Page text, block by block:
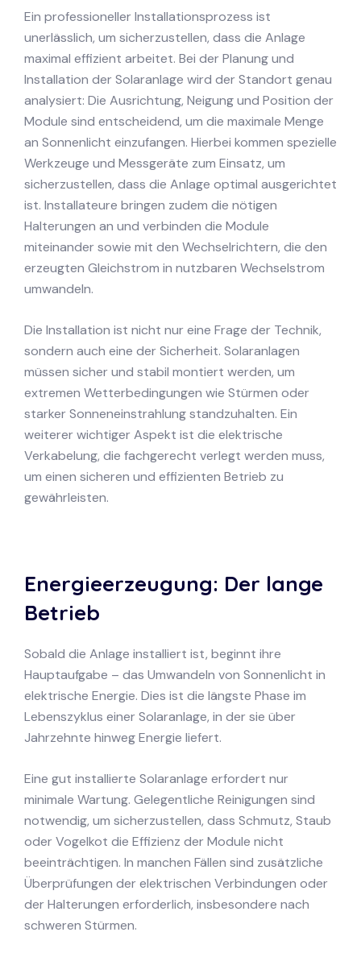
Ein professioneller Installationsprozess ist
unerlässlich, um sicherzustellen, dass die Anlage
maximal effizient arbeitet. Bei der Planung und
Installation der Solaranlage wird der Standort genau
analysiert: Die Ausrichtung, Neigung und Position der
Module sind entscheidend, um die maximale Menge
an Sonnenlicht einzufangen. Hierbei kommen spezielle
Werkzeuge und Messgeräte zum Einsatz, um
sicherzustellen, dass die Anlage optimal ausgerichtet
ist. Installateure bringen zudem die nötigen
Halterungen an und verbinden die Module
miteinander sowie mit den Wechselrichtern, die den
erzeugten Gleichstrom in nutzbaren Wechselstrom
umwandeln.
Die Installation ist nicht nur eine Frage der Technik,
sondern auch eine der Sicherheit. Solaranlagen
müssen sicher und stabil montiert werden, um
extremen Wetterbedingungen wie Stürmen oder
starker Sonneneinstrahlung standzuhalten. Ein
weiterer wichtiger Aspekt ist die elektrische
Verkabelung, die fachgerecht verlegt werden muss,
um einen sicheren und effizienten Betrieb zu
gewährleisten.
Energieerzeugung: Der lange
Betrieb
Sobald die Anlage installiert ist, beginnt ihre
Hauptaufgabe – das Umwandeln von Sonnenlicht in
elektrische Energie. Dies ist die längste Phase im
Lebenszyklus einer Solaranlage, in der sie über
Jahrzehnte hinweg Energie liefert.
Eine gut installierte Solaranlage erfordert nur
minimale Wartung. Gelegentliche Reinigungen sind
notwendig, um sicherzustellen, dass Schmutz, Staub
oder Vogelkot die Effizienz der Module nicht
beeinträchtigen. In manchen Fällen sind zusätzliche
Überprüfungen der elektrischen Verbindungen oder
der Halterungen erforderlich, insbesondere nach
schweren Stürmen.